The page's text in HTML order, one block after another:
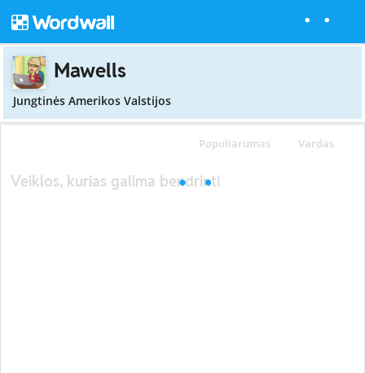
Mawells
Jungtinės Amerikos Valstijos
Populiarumas Vardas
Veiklos, kurias galima bendrinti